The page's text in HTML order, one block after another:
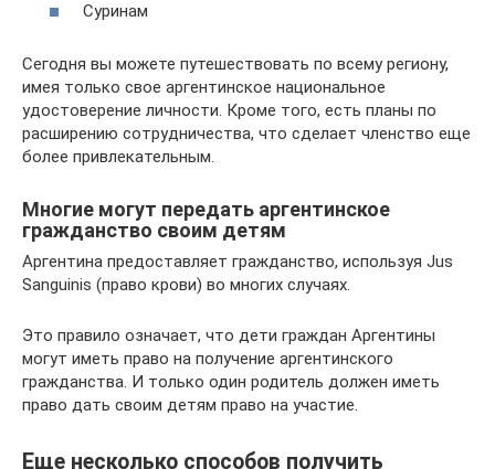
Суринам
Сегодня вы можете путешествовать по всему региону,
имея только свое аргентинское национальное
удостоверение личности. Кроме того, есть планы по
расширению сотрудничества, что сделает членство еще
более привлекательным.
Многие могут передать аргентинское
гражданство своим детям
Аргентина предоставляет гражданство, используя Jus
Sanguinis (право крови) во многих случаях.
Это правило означает, что дети граждан Аргентины
могут иметь право на получение аргентинского
гражданства. И только один родитель должен иметь
право дать своим детям право на участие.
Еще несколько способов получить